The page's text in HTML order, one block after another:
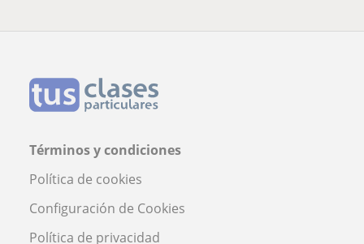
Términos y condiciones
Política de cookies
Configuración de Cookies
Política de privacidad